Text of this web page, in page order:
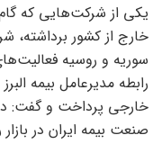
یکی از شرکت‌هایی که
خارج از کشور برداشته،
سوریه و روسیه
رابطه مدیرعامل بیمه
خارجی پرداخت و گفت:
صنعت بیمه ایران در